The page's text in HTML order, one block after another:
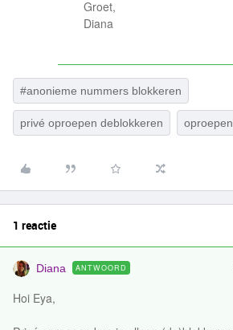
Groet,
Diana
#anonieme nummers blokkeren
privé oproepen deblokkeren
1 reactie
Diana ANTWOORD
Hoi Eya,